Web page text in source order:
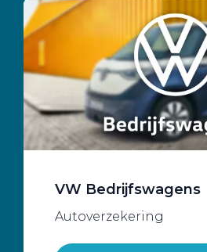
VW Bedrijfswagens
Autoverzekering